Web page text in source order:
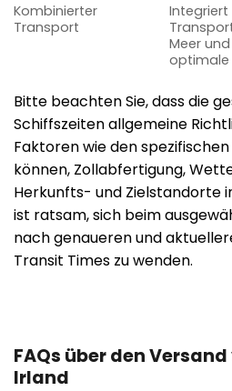
Kombinierter
Transport
Integriert
Meer
optimale
Bitte beachten Sie, dass die
Schiffszeiten allgemeine
Faktoren wie den
können, Zollabfertigung,
Herkunfts- und Zielstandorte
ist ratsam, sich beim
nach genaueren und
Transit Times zu wenden.
FAQs über den
Irland